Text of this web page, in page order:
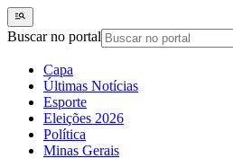
Buscar no portal
Capa
Últimas Notícias
Esporte
Eleições 2026
Política
Minas Gerais